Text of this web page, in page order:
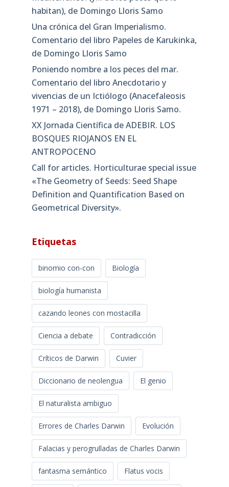
habitan), de Domingo Lloris Samo
Una crónica del Gran Imperialismo.
Comentario del libro Papeles de Karukinka,
de Domingo Lloris Samo
Poniendo nombre a los peces del mar.
Comentario del libro Anecdotario y
vivencias de un Ictiólogo (Anacefaleosis
1971 – 2018), de Domingo Lloris Samo.
XX Jornada Científica de ADEBIR. LOS
BOSQUES RIOJANOS EN EL
ANTROPOCENO
Call for articles. Horticulturae special issue
«The Geometry of Seeds: Seed Shape
Definition and Quantification Based on
Geometrical Diversity»​.
Etiquetas
binomio con-con Biología
biología humanista
cazando leones con mostacilla
Ciencia a debate Contradicción
Críticos de Darwin Cuvier
Diccionario de neolengua El genio
El naturalista ambiguo
Errores de Charles Darwin Evolución
Falacias y perogrulladas de Charles Darwin
fantasma semántico Flatus vocis